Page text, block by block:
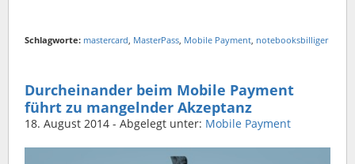
Schlagworte: mastercard MasterPass Mobile Payment notebooksbilliger
Durcheinander beim Mobile Payment
führt zu mangelnder Akzeptanz
18. August 2014 - Abgelegt unter: Mobile Payment